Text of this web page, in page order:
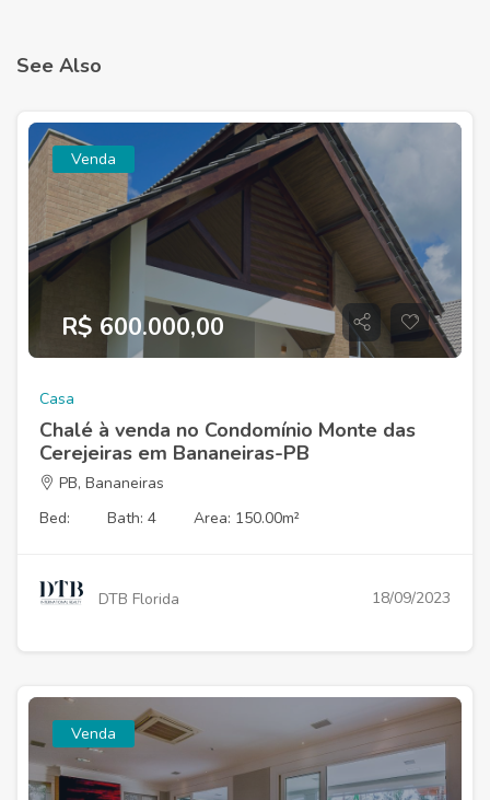
See Also
Venda
R$ 600.000,00
Casa
Chalé à venda no Condomínio Monte das
Cerejeiras em Bananeiras-PB
PB, Bananeiras
Bed:
Bath: 4 Area: 150.00m²
DTB Florida 18/09/2023
Venda